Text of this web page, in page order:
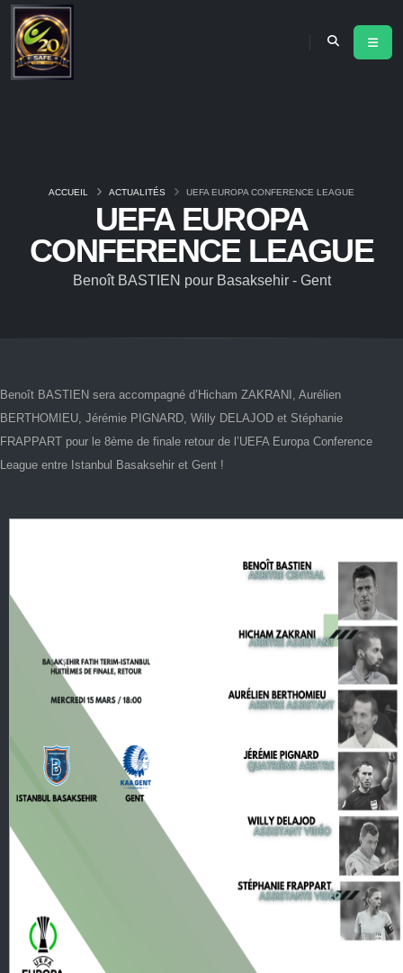
UEFA EUROPA
CONFERENCE LEAGUE
Benoît BASTIEN pour Basaksehir - Gent
ACCUEIL ACTUALITÉS UEFA EUROPA CONFERENCE LEAGUE
Benoît BASTIEN sera accompagné d’Hicham ZAKRANI, Aurélien
BERTHOMIEU, Jérémie PIGNARD, Willy DELAJOD et Stéphanie
FRAPPART pour le 8ème de finale retour de l’UEFA Europa Conference
League entre Istanbul Basaksehir et Gent !